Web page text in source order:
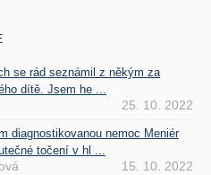
se rád seznámil z někým za
dítě. Jsem he ...
25. 10. 2022
diagnostikovanou nemoc Meniér
točení v hl ...
15. 10. 2022